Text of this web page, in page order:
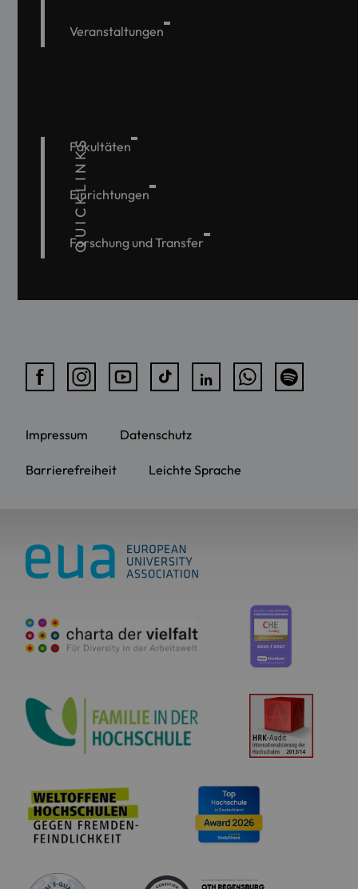
Veranstaltungen
QUICKLINKS
Fakultäten
Einrichtungen
Forschung und Transfer
Impressum Datenschutz
Barrierefreiheit Leichte Sprache